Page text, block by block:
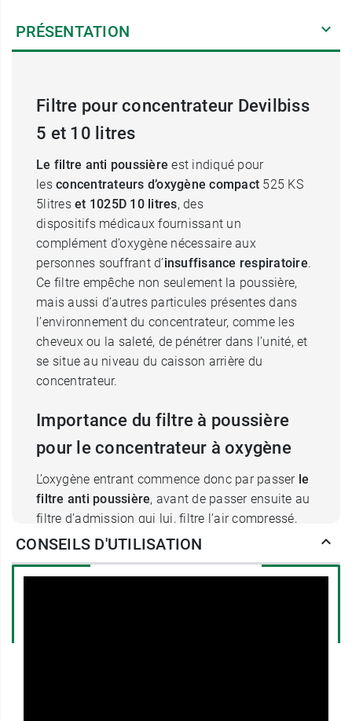
PRÉSENTATION
Filtre pour concentrateur Devilbiss
5 et 10 litres
Le filtre anti poussière est indiqué pour
les concentrateurs d’oxygène compact 525 KS
5litreset 1025D 10 litres, des
dispositifs médicaux fournissant un
complément d’oxygène nécessaire aux
personnes souffrant d’insuffisance respiratoire.
Ce filtre empêche non seulement la poussière,
mais aussi d’autres particules présentes dans
l’environnement du concentrateur, comme les
cheveux ou la saleté, de pénétrer dans l’unité, et
se situe au niveau du caisson arrière du
concentrateur.
Importance du filtre à poussière
pour le concentrateur à oxygène
L’oxygène entrant commence donc par passer le
filtre anti poussière, avant de passer ensuite au
filtre d’admission qui lui, filtre l’air compressé,
puis enfin par le filtre HEPA qui termine de retirer
Un filtre en bon état permet d’empêcher la
CONSEILS D'UTILISATION